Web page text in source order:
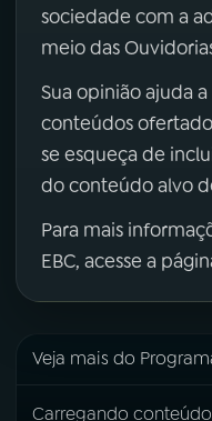
sociedade com a
meio das
Sua opinião ajuda
conteúdos
se esqueça de
do conteúdo alvo
Para mais
EBC, acesse a
Veja mais do
Carregando